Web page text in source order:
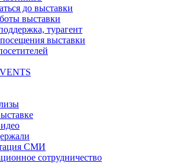
до выставки
выставки
турагент
выставки
СМИ
сотрудничество